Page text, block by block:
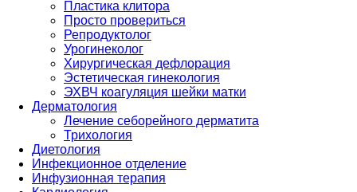
Пластика клитора
Просто провериться
Репродуктолог
Урогинеколог
Хирургическая дефлорация
Эстетическая гинекология
ЭХВЧ коагуляция шейки матки
Дерматология
Лечение себорейного дерматита
Трихология
Диетология
Инфекционное отделение
Инфузионная терапия